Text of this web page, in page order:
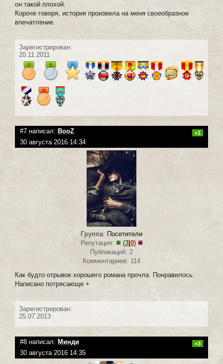
он такой плохой.
Короче говоря, история произвела на меня своеобразное
впечатление.
Зарегистрирован:
20.11.2011
#7 написал: BooZ +1
30 августа 2016 14:34
Группа: Посетители
Репутация:
(3| 0)
Публикаций: 2
Комментариев: 114
Как будто отрывок хорошего романа прочла. Понравилось.
Написано потрясающе +
Зарегистрирован:
25.07.2013
#8 написал: Минди +3
30 августа 2016 14:35